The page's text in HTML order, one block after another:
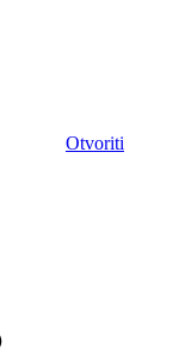
Otvoriti